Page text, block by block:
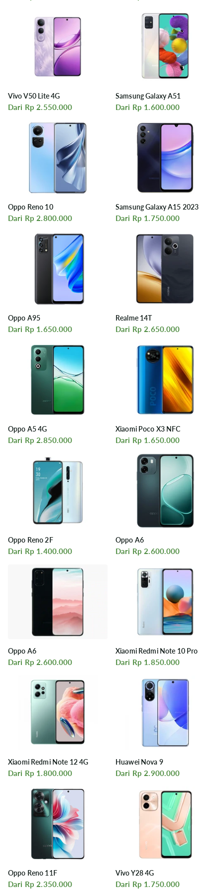
Vivo V50 Lite 4G
Dari Rp 2.550.000
Samsung Galaxy A51
Dari Rp 1.600.000
Oppo Reno 10
Dari Rp 2.800.000
Samsung Galaxy A15 2023
Dari Rp 1.750.000
Oppo A95
Dari Rp 1.650.000
Realme 14T
Dari Rp 2.650.000
Oppo A5 4G
Dari Rp 2.850.000
Xiaomi Poco X3 NFC
Dari Rp 1.650.000
Oppo Reno 2F
Dari Rp 1.400.000
Oppo A6
Dari Rp 2.600.000
Oppo A6
Dari Rp 2.600.000
Xiaomi Redmi Note 10 Pro
Dari Rp 1.850.000
Xiaomi Redmi Note 12 4G
Dari Rp 1.800.000
Huawei Nova 9
Dari Rp 2.900.000
Oppo Reno 11F
Dari Rp 2.350.000
Vivo Y28 4G
Dari Rp 1.750.000